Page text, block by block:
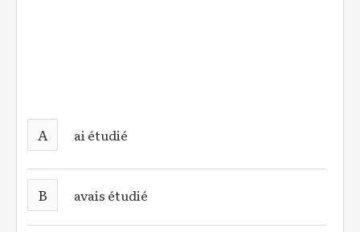
A ai étudié
B avais étudié